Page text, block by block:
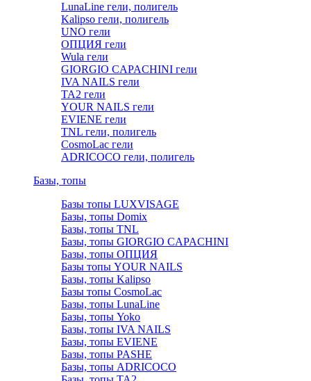
LunaLine гели, полигель
Kalipso гели, полигель
UNO гели
ОПЦИЯ гели
Wula гели
GIORGIO CAPACHINI гели
IVA NAILS гели
TA2 гели
YOUR NAILS гели
EVIENE гели
TNL гели, полигель
CosmoLac гели
ADRICOCO гели, полигель
Базы, топы
Базы топы LUXVISAGE
Базы, топы Domix
Базы, топы TNL
Базы, топы GIORGIO CAPACHINI
Базы, топы ОПЦИЯ
Базы топы YOUR NAILS
Базы, топы Kalipso
Базы топы CosmoLac
Базы, топы LunaLine
Базы, топы Yoko
Базы, топы IVA NAILS
Базы, топы EVIENE
Базы, топы PASHE
Базы, топы ADRICOCO